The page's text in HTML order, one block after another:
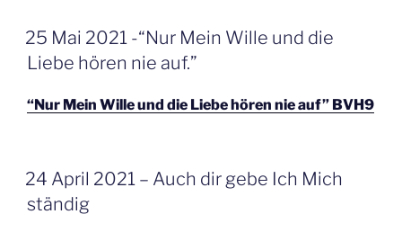
GEPLAATST
OP
25 Mai 2021 -“Nur Mein Wille und die
Liebe hören nie auf.”
“Nur Mein Wille und die Liebe hören nie auf” BVH9
GEPLAATST
OP
24 April 2021 – Auch dir gebe Ich Mich
ständig